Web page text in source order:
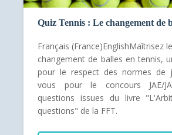
Quiz Tennis : Le changement de
Français (France)EnglishMaîtrisez
changement de balles en tennis,
pour le respect des normes de
vous pour le concours JAE/
questions issues du livre
questions" de la FFT.